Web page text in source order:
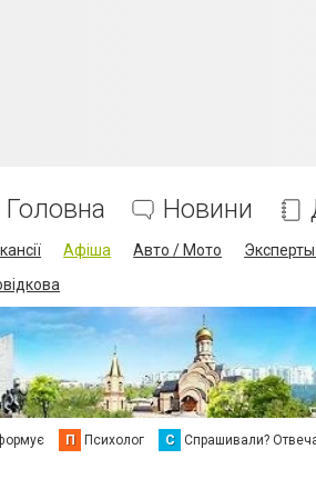
Головна Новини
Афіша Авто / Мото
П Психолог С Спрашивали?